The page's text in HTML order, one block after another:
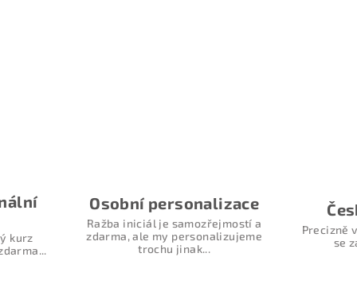
kurz
Osobní personalizace
Ražba iniciál je samozřejmostí a
zdarma, ale my personalizujeme
trochu jinak...
Precizně
se